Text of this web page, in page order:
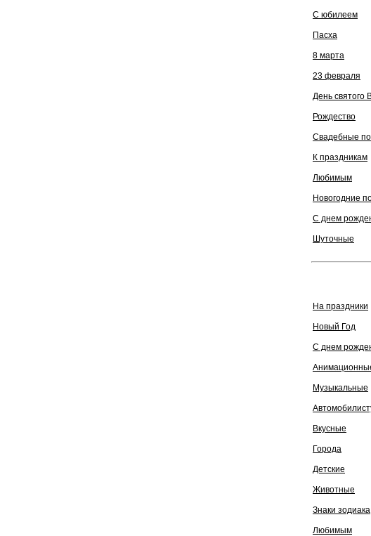
С юбилеем
Пасха
8 марта
23 февраля
День святого
Рождество
Cвадебные
К праздникам
Любимым
Новогодние
С днем
Шуточные
На праздники
Новый Год
С днем
Музыкальные
Вкусные
Города
Детские
Животные
Знаки зодиака
Любимым